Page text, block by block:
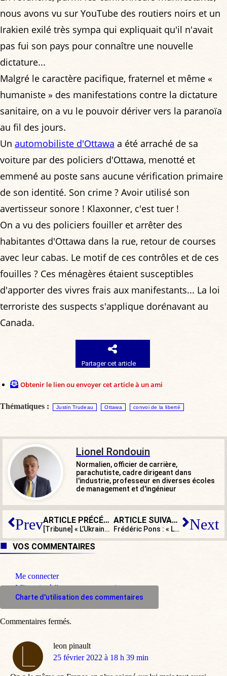
nous avons vu sur YouTube des routiers noirs et un
Irakien exilé très sympa qui expliquait qu'il n'avait
pas fui son pays pour connaître une nouvelle
dictature...
Malgré le caractère pacifique, fraternel et même «
humaniste » des manifestations contre la dictature
sanitaire, on a vu le pouvoir dériver vers la paranoïa
au fil des jours.
Un automobiliste d'Ottawa a été arraché de sa
voiture par des policiers d'Ottawa, menotté et
emmené au poste sans aucune vérification primaire
de son identité. Son crime ? Avoir utilisé son
avertisseur sonore ! Klaxonner, c'est tuer !
On a vu des policiers fouiller et arrêter des
habitantes d'Ottawa dans la rue, retour de courses
avec leur cabas. Le motif de ces contrôles et de ces
fouilles ? Ces ménagères étaient susceptibles
d'apporter des vivres frais aux manifestants... La loi
terroriste des suspects s'applique dorénavant au
Canada.
Partager cet article
Obtenir le lien ou envoyer cet article à un ami
Thématiques : Justin Trudeau Ottawa convoi de la liberté
Lionel Rondouin
Normalien, officier de carrière,
parachutiste, cadre dirigeant dans
l'industrie, professeur en diverses écoles
de management et d'ingénieur
Prev ARTICLE PRÉCÉDENT
[Tribune] « L’Ukraine manque terriblement à la puissance russe » (II)
ARTICLE SUIVANT
Frédéric Pons : « Les sanctions auront peu d’effets supplémentaires » Next
VOS COMMENTAIRES
Me connecter
M'inscrire à l'espace commentaire
Charte d'utilisation des commentaires
leon pinault
dit
25 février 2022 à 18 h 39 min
Commentaires fermés.